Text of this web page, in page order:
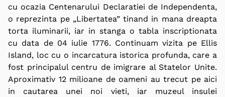
cu ocazia Centenarului Declaratiei de Independenta,
o reprezinta pe „Libertatea” tinand in mana dreapta
torta iluminarii, iar in stanga o tabla inscriptionata
cu data de 04 iulie 1776. Continuam vizita pe Ellis
Island, loc cu o incarcatura istorica profunda, care a
fost principalul centru de imigrare al Statelor Unite.
Aproximativ 12 milioane de oameni au trecut pe aici
in cautarea unei noi vieti, iar muzeul insulei